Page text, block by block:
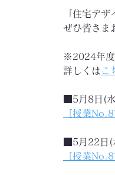
「住宅デ
ぜひ皆さま
※2024年度
詳しくは こ
■5月8日(
［授業
■5月22日(
［授業